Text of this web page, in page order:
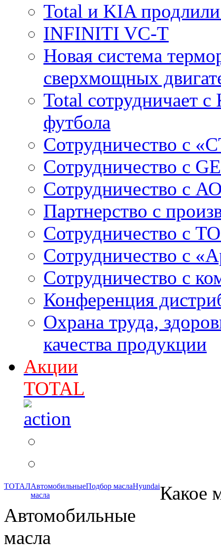
Total и KIA продлили
INFINITI VC-T
Новая система
сверхмощных
Total сотрудничает
футбола
Сотрудничество с
Сотрудничество c
Сотрудничество с
Партнерство с
Сотрудничество с
Сотрудничество с
Сотрудничество с
Конференция
Охрана труда,
качества продукции
Акции
TOTAL
ТОТАЛАвтомобильные
масла
Подбор маслаHyundaiКакое
Автомобильные
масла